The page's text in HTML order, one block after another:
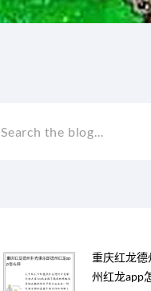
Search the blog...
重庆红龙
州红龙app